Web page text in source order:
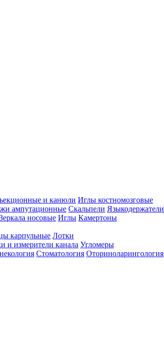
и канюли Иглы костномозговые
ампутационные Скальпели Языкодержатели
носовые Иглы Камертоны
карпульные Лотки
и измерители канала Угломеры
Стоматология Оториноларингология